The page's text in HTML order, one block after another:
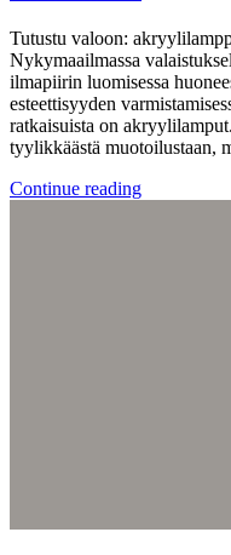
Tutustu valoon:
Nykymaailmassa
ilmapiirin luomisessa
esteettisyyden
ratkaisuista on
tyylikkäästä muotoilustaan,
Continue reading